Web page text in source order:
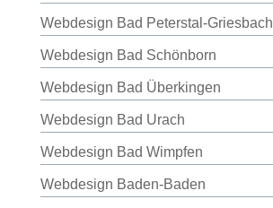
Webdesign Bad Peterstal-Griesbach
Webdesign Bad Schönborn
Webdesign Bad Überkingen
Webdesign Bad Urach
Webdesign Bad Wimpfen
Webdesign Baden-Baden